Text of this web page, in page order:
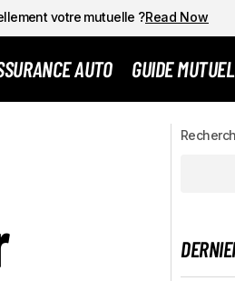
votre mutuelle ?Read Now
AUTO GUIDE
selon